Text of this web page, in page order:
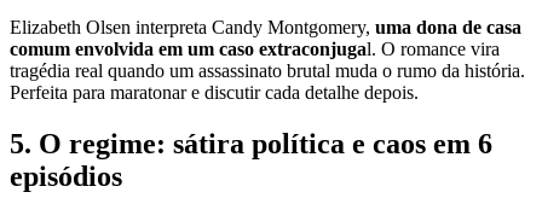
Elizabeth Olsen interpreta Candy Montgomery, uma dona de casa
comum envolvida em um caso extraconjugal. O romance vira
tragédia real quando um assassinato brutal muda o rumo da história.
Perfeita para maratonar e discutir cada detalhe depois.
5. O regime: sátira política e caos em 6
episódios